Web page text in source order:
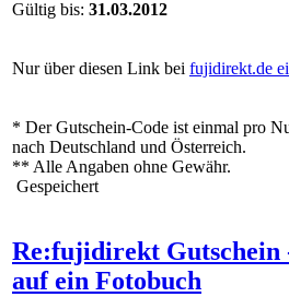
Gültig bis: 31.03.2012
Nur über diesen Link bei fujidirekt.de
* Der Gutschein-Code ist einmal pro
nach Deutschland und Österreich.
** Alle Angaben ohne Gewähr.
Gespeichert
Re:fujidirekt Gutschein
auf ein Fotobuch